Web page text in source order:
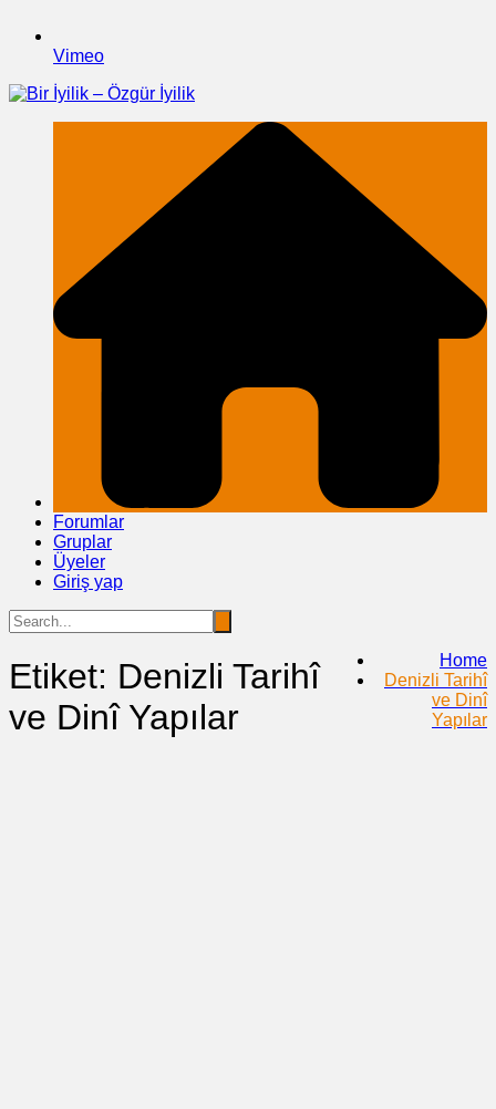
Vimeo
Forumlar
Gruplar
Üyeler
Giriş yap
Etiket: Denizli Tarihî
ve Dinî Yapılar
Home
Denizli Tarihî
ve Dinî
Yapılar